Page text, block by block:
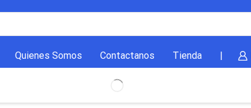
Quienes Somos Contactanos Tienda